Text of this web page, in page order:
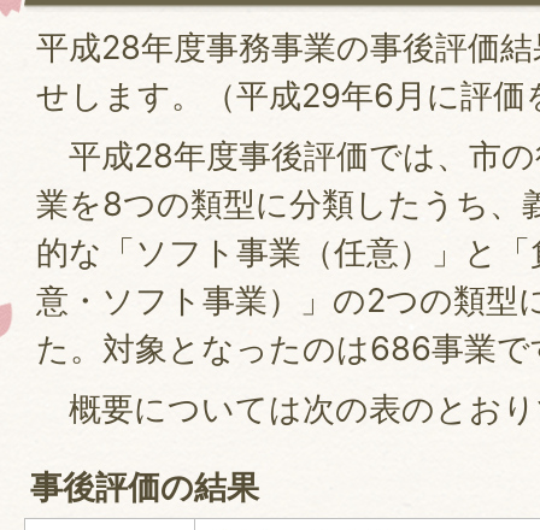
平成28年度事務事業の事後評価
せします。（平成29年6月に評価
平成28年度事後評価では、市
業を8つの類型に分類したうち、
的な「ソフト事業（任意）」と
意・ソフト事業）」の2つの類型
た。対象となったのは686事業で
概要については次の表のとお
事後評価の結果